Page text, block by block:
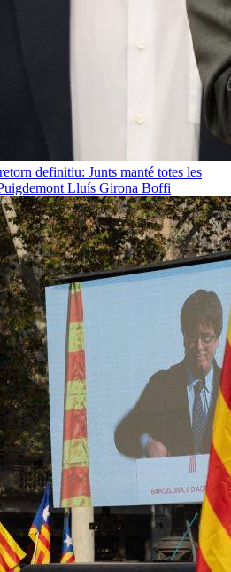
definitiu: Junts manté totes les
Lluís Girona Boffi